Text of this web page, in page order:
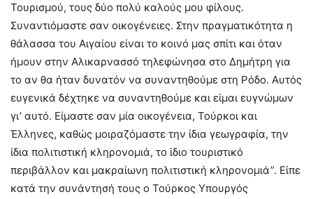
Τουρισμού, τους δύο πολύ καλούς μου φίλους.
Συναντιόμαστε σαν οικογένειες. Στην πραγματικότητα η
θάλασσα του Αιγαίου είναι το κοινό μας σπίτι και όταν
ήμουν στην Αλικαρνασσό τηλεφώνησα στο Δημήτρη για
το αν θα ήταν δυνατόν να συναντηθούμε στη Ρόδο. Αυτός
ευγενικά δέχτηκε να συναντηθούμε και είμαι ευγνώμων
γι’ αυτό. Είμαστε σαν μία οικογένεια, Τούρκοι και
Έλληνες, καθώς μοιραζόμαστε την ίδια γεωγραφία, την
ίδια πολιτιστική κληρονομιά, το ίδιο τουριστικό
περιβάλλον και μακραίωνη πολιτιστική κληρονομιά”. Είπε
κατά την συνάντησή τους ο Τούρκος Υπουργός